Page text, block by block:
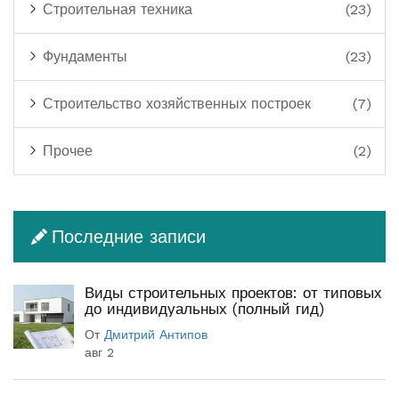
Строительная техника (23)
Фундаменты (23)
Строительство хозяйственных построек (7)
Прочее (2)
Последние записи
Виды строительных проектов: от типовых
до индивидуальных (полный гид)
От Дмитрий Антипов
авг 2